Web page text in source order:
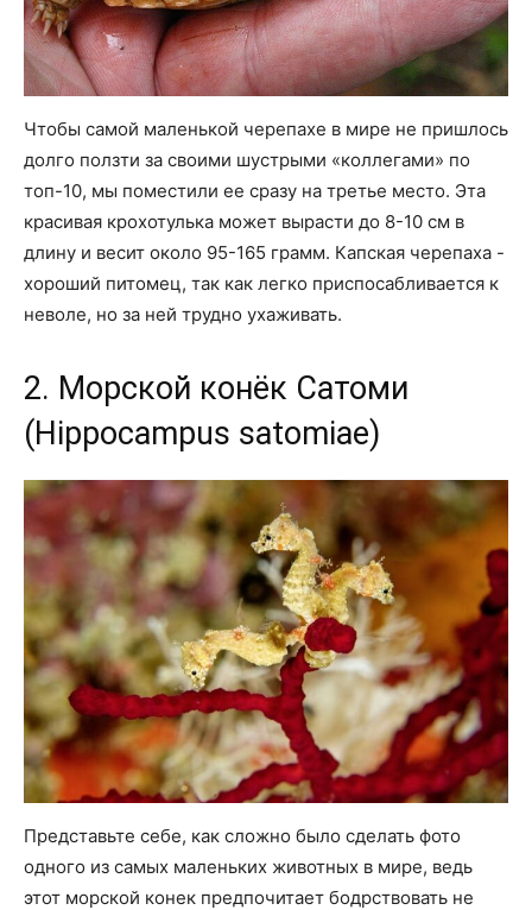
Чтобы самой маленькой черепахе в мире не пришлось
долго ползти за своими шустрыми «коллегами» по
топ-10, мы поместили ее сразу на третье место. Эта
красивая крохотулька может вырасти до 8-10 см в
длину и весит около 95-165 грамм. Капская черепаха -
хороший питомец, так как легко приспосабливается к
неволе, но за ней трудно ухаживать.
2. Морской конёк Сатоми
(Hippocampus satomiae)
Представьте себе, как сложно было сделать фото
одного из самых маленьких животных в мире, ведь
этот морской конек предпочитает бодрствовать не